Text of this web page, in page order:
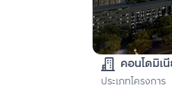
คอนโดมิเ
ประเภทโครงการ